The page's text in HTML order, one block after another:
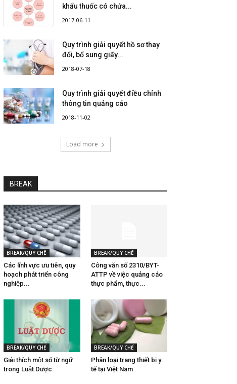
khẩu thuốc có chứa...
2017-06-11
Quy trình giải quyết hồ sơ thay
đổi, bổ sung giấy...
2018-07-18
Quy trình giải quyết điều chỉnh
thông tin quảng cáo
2018-11-02
Load more
BREAK
BREAK/QUY CHẾ
Các lĩnh vực ưu tiên, quy
hoạch phát triển công
nghiệp...
BREAK/QUY CHẾ
Công văn số 2310/BYT-
ATTP về việc quảng cáo
thực phẩm, thực...
BREAK/QUY CHẾ
Giải thích một số từ ngữ
trong Luật Dược
BREAK/QUY CHẾ
Phân loại trang thiết bị y
tế tại Việt Nam